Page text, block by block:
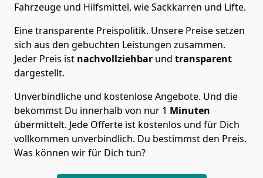
Fahrzeuge und Hilfsmittel, wie Sackkarren und Lifte.
Eine transparente Preispolitik. Unsere Preise setzen
sich aus den gebuchten Leistungen zusammen.
Jeder Preis ist nachvollziehbar und transparent
dargestellt.
Unverbindliche und kostenlose Angebote. Und die
bekommst Du innerhalb von nur 1 Minuten
übermittelt. Jede Offerte ist kostenlos und für Dich
vollkommen unverbindlich. Du bestimmst den Preis.
Was können wir für Dich tun?